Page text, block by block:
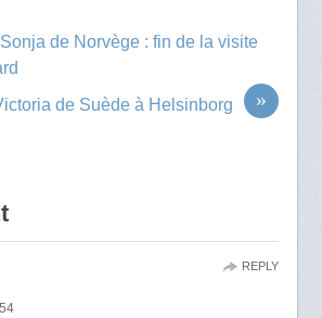
de Norvège : fin de la visite
»
de Suède à Helsinborg
REPLY